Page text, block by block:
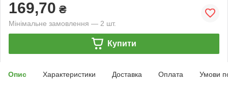
169,70 ₴
Мінімальне замовлення — 2 шт.
Купити
Опис Характеристики Доставка Оплата Умови